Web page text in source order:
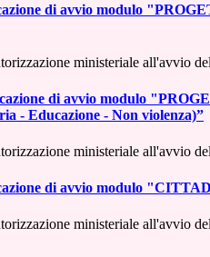
di avvio modulo
ministeriale all'avvio
di avvio modulo
- Educazione - Non violenza)”
ministeriale all'avvio
di avvio modulo
ministeriale all'avvio